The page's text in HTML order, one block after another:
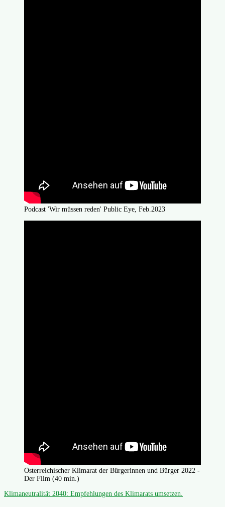
Podcast 'Wir müssen reden' Public Eye, Feb.2023
Österreichischer Klimarat der Bürgerinnen und Bürger 2022 -
Der Film (40 min.)
Klimaneutralität 2040: Empfehlungen des Klimarats umsetzen.